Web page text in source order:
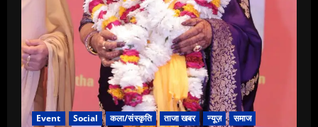
Event Social कला/संस्कृति ताजा खबर न्यूज़ समाज